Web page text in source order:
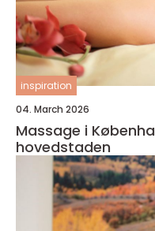
inspiration
04. March 2026
Massage i
hovedstaden